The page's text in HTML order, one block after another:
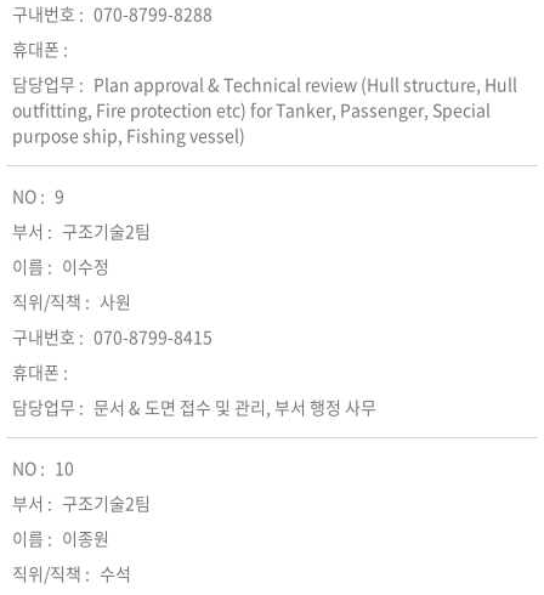
070-8799-8288
Plan approval & Technical review (Hull structure, Hull
outfitting, Fire protection etc) for Tanker, Passenger, Special
purpose ship, Fishing vessel)
9
구조기술2팀
이수정
사원
070-8799-8415
문서 & 도면 접수 및 관리, 부서 행정 사무
10
구조기술2팀
이종원
수석